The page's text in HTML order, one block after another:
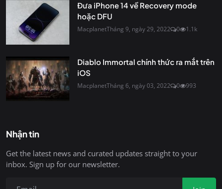
Đưa iPhone 14 về Recovery mode
hoặc DFU
MacplanetTháng 9, ngày 29, 2022 0 1.1k
Diablo Immortal chính thức ra mắt trên
iOS
MacplanetTháng 6, ngày 03, 2022 0 993
Nhận tin
Get the latest news and curated updates straight to your
inbox. Sign up for our newsletter.